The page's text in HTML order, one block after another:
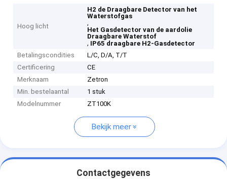
Hoog licht
H2 de Draagbare Detector van het
Waterstofgas
,
Het Gasdetector van de aardolie
Draagbare Waterstof
, IP65 draagbare H2-Gasdetector
Betalingscondities
L/C, D/A, T/T
Certificering
CE
Merknaam
Zetron
Min. bestelaantal
1 stuk
Modelnummer
ZT100K
Bekijk meer
Contactgegevens